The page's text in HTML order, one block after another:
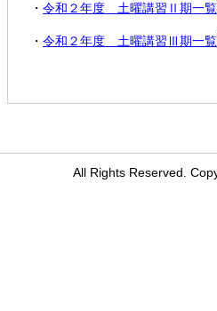
・ 令和２年度 土曜講習Ⅱ期一覧
・ 令和２年度 土曜講習Ⅲ期一覧
All Rights Reserved.